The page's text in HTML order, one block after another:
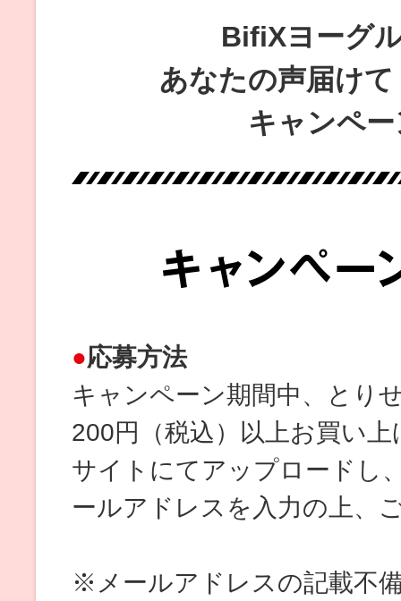
BifiXヨーグ
あなたの声届け
キャンペ
応募方法
キャンペーン期間中、とり
200円（税込）以上お買い
サイトにてアップロードし
ールアドレスを入力の上、
※メールアドレスの記載不